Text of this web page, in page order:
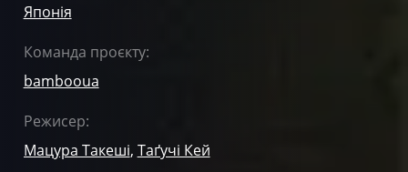
Японія
Команда проєкту:
bambooua
Режисер:
Мацура Такеші, Таґучі Кей